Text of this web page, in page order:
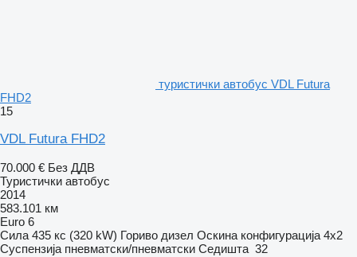
туристички автобус VDL Futura
FHD2
15
VDL Futura FHD2
70.000 € Без ДДВ
Туристички автобус
2014
583.101 км
Euro 6
Сила 435 кс (320 kW) Гориво дизел Оскина конфигурација 4x2
Суспензија пневматски/пневматски Седишта 32